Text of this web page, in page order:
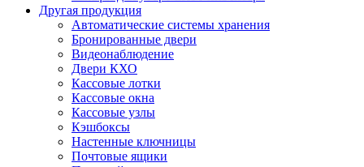
Другая продукция
Автоматические системы хранения
Бронированные двери
Видеонаблюдение
Двери КХО
Кассовые лотки
Кассовые окна
Кассовые узлы
Кэшбоксы
Настенные ключницы
Почтовые ящики